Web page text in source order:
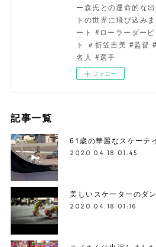
ー森氏との運命的な
トの世界に飛び込み
ート #ローラーダー
ト ＃折笠吉美 #監督
名人 #選手
フォロー
記事一覧
61歳の華麗なスケーテ
2020.04.18 01:45
美しいスケーターのダ
2020.04.18 01:16